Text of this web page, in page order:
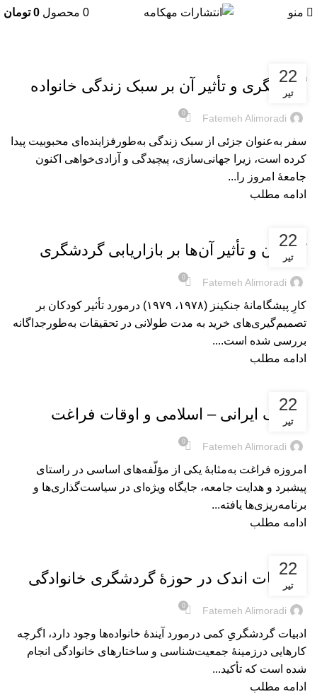
منو 0 محصول 0 تومان
22
تیر
گردشگری و تأثیر آن بر سبک زندگی خانواده
Fatemeh Alimoradi
0
سفر به‌عنوان جزئی از سبک زندگی به‌طور‌فزاینده‌ای محبوبیت پیدا
کرده است، زیرا جهانی‌سازی، پیچیدگی و آزادی‌خواهی اکنون
جامعۀ امروز را...
ادامه مطلب
22
تیر
کودکان و تأثیر آن‌ها بر بازاریابی گردشگری
Fatemeh Alimoradi
0
کارِ پیشگامانۀ جنکینز (۱۹۷۸، ۱۹۷۹) درمورد تأثیر کودکان بر
تصمیم‌گیری‌های خرید به مدت طولانی در تحقیقات به‌طور‌جداگانه
بررسی شده است....
ادامه مطلب
22
تیر
فرهنگ ایرانی – اسلامی و اوقات فراغت
Fatemeh Alimoradi
0
امروزه فراغت به‌مثابۀ یکی از مؤلّفه‌های اساسی در راستای
پیشبرد و هدایت جامعه، جایگاه ویژه‌ای در سیاست‌گذاری‌ها و
برنامه‌ریزی‌ها یافته...
ادامه مطلب
22
تیر
تحقیقات اندک در حوزۀ گردشگری خانوادگی
Fatemeh Alimoradi
0
ادبیات گردشگریِ کمی درمورد آیندۀ خانواده‌ها وجود دارد، اگرچه
کارهایی در‌زمینۀ جمعیت‌شناسی و ساختارهای خانوادگی انجام
شده است که تأکید...
ادامه مطلب